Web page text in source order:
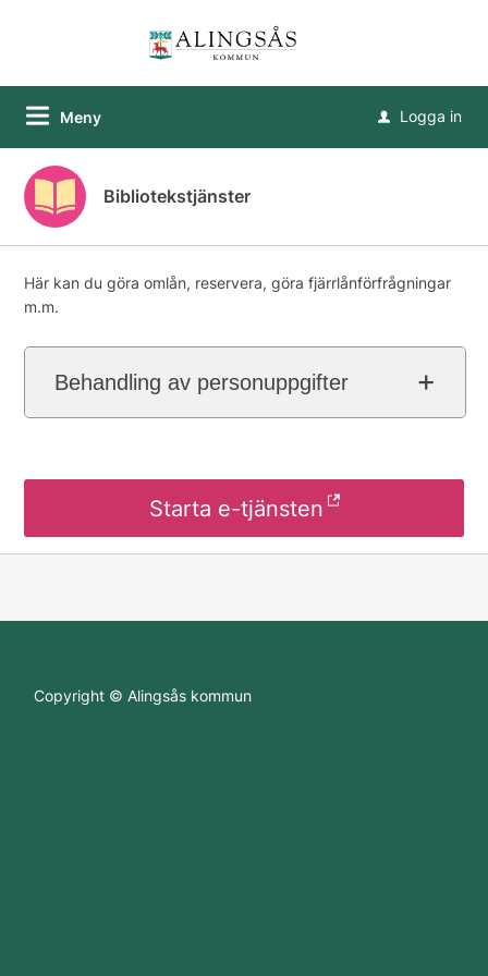
Meny u Logga in
Bibliotekstjänster
Här kan du göra omlån, reservera, göra fjärrlånförfrågningar
m.m.
Behandling av personuppgifter
Starta e-tjänsten
Copyright © Alingsås kommun